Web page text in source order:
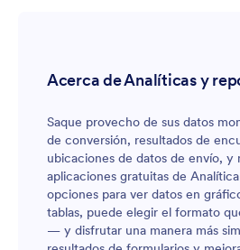
Acerca de Analíticas y
Saque provecho de sus datos
de conversión, resultados de
ubicaciones de datos de envío, y
aplicaciones gratuitas de
opciones para ver datos en
tablas, puede elegir el formato
— y disfrutar una manera más